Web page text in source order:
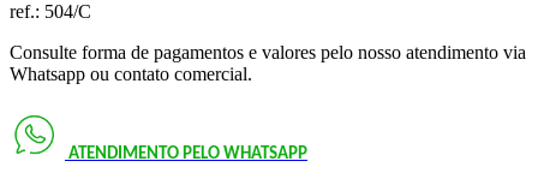
ref.: 504/C
Consulte forma de pagamentos e valores pelo nosso atendimento via
Whatsapp ou contato comercial.
ATENDIMENTO PELO WHATSAPP